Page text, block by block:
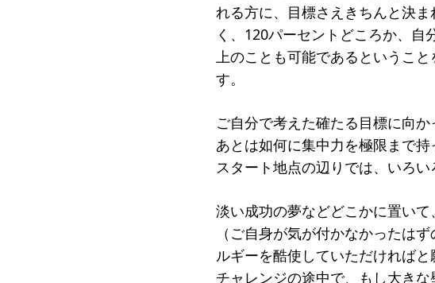
れる方に、目標さえきちんと決
く、120パーセントどころか、
上のことも可能であるというこ
す。
ご自分で考えた確たる目標に向
あとは如何に集中力を極限まで
スタート地点の辺りでは、いろ
淡い成功の夢などどこかに置い
（ご自身が気が付かなかったは
ルギーを酷使していただければと
チャレンジの途中で、もし大き